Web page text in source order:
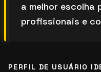
a melhor escolha
profissionais e
PERFIL DE USUÁRIO